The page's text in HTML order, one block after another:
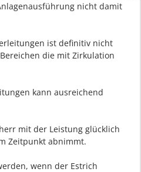
nicht damit
ist definitiv nicht
die mit Zirkulation
kann ausreichend
mit der Leistung glücklich
Zeitpunkt abnimmt.
wenn der Estrich